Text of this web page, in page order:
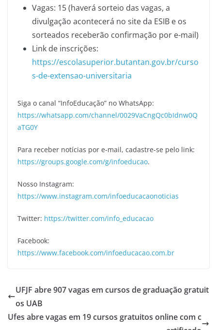
Vagas: 15 (haverá sorteio das vagas, a
divulgação acontecerá no site da ESIB e os
sorteados receberão confirmação por e-mail)
Link de inscrições:
https://escolasuperior.butantan.gov.br/curso
s-de-extensao-universitaria
Siga o canal “InfoEducação” no WhatsApp:
https://whatsapp.com/channel/0029VaCngQc0bIdnw0Q
aTG0Y
Para receber notícias por e-mail, cadastre-se pelo link:
https://groups.google.com/g/infoeducao.
Nosso Instagram:
https://www.instagram.com/infoeducacaonoticias
Twitter: https://twitter.com/info_educacao
Facebook:
https://www.facebook.com/infoeducacao.com.br
UFJF abre 907 vagas em cursos de graduação gratuit
os UAB
Ufes abre vagas em 19 cursos gratuitos online com c